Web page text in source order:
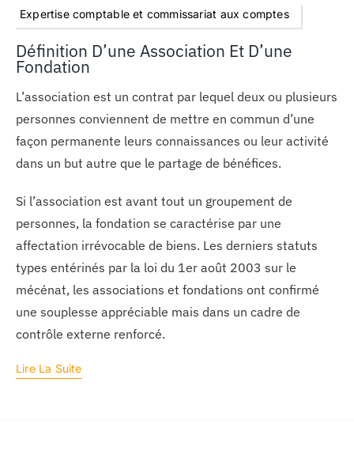
Expertise comptable et commissariat aux comptes
Définition D’une Association Et D’une
Fondation
L’association est un contrat par lequel deux ou plusieurs
personnes conviennent de mettre en commun d’une
façon permanente leurs connaissances ou leur activité
dans un but autre que le partage de bénéfices.
Si l’association est avant tout un groupement de
personnes, la fondation se caractérise par une
affectation irrévocable de biens. Les derniers statuts
types entérinés par la loi du 1er août 2003 sur le
mécénat, les associations et fondations ont confirmé
une souplesse appréciable mais dans un cadre de
contrôle externe renforcé.
Lire La Suite